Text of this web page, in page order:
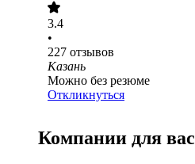
3.4
•
227 отзывов
Казань
Можно без резюме
Откликнуться
Компании для вас